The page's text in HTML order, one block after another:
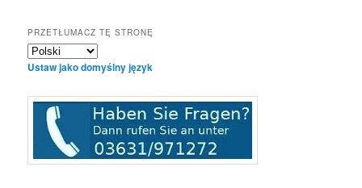
PRZETŁUMACZ TĘ STRONĘ
Ustaw jako domyślny język